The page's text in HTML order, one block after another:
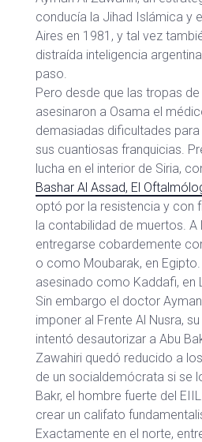
conducía la Jihad Islámica y
Aires en 1981, y tal vez
distraída inteligencia
paso.
Pero desde que las tropas
asesinaron a Osama el
demasiadas dificultades
sus cuantiosas franquicias.
lucha en el interior de Siria,
Bashar Al Assad, El
optó por la resistencia y con
la contabilidad de muertos.
entregarse cobardemente
o como Moubarak, en
asesinado como Kaddafi, en
Sin embargo el doctor
imponer al Frente Al Nusra,
intentó desautorizar a Abu
Zawahiri quedó reducido a
de un socialdemócrata si se
Bakr, el hombre fuerte del
crear un califato
Exactamente en el norte,